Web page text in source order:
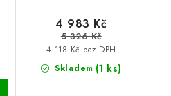
Skladem (1 ks)
4 118 Kč bez DPH
4 983 Kč
5 326 Kč